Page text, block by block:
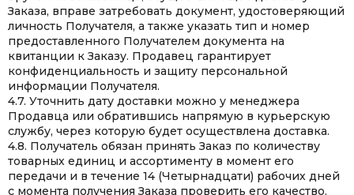
Заказа, вправе затребовать документ, удостоверяющий
личность Получателя, а также указать тип и номер
предоставленного Получателем документа на
квитанции к Заказу. Продавец гарантирует
конфиденциальность и защиту персональной
информации Получателя.
4.7. Уточнить дату доставки можно у менеджера
Продавца или обратившись напрямую в курьерскую
службу, через которую будет осуществлена доставка.
4.8. Получатель обязан принять Заказ по количеству
товарных единиц и ассортименту в момент его
передачи и в течение 14 (Четырнадцати) рабочих дней
с момента получения Заказа проверить его качество.